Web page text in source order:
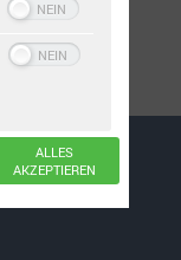
ALLES
AKZEPTIEREN